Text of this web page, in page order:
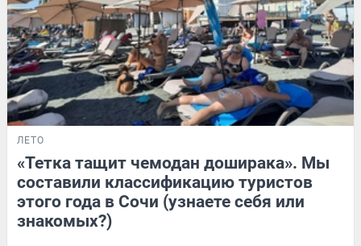
ЛЕТО
«Тетка тащит чемодан доширака». Мы
составили классификацию туристов
этого года в Сочи (узнаете себя или
знакомых?)